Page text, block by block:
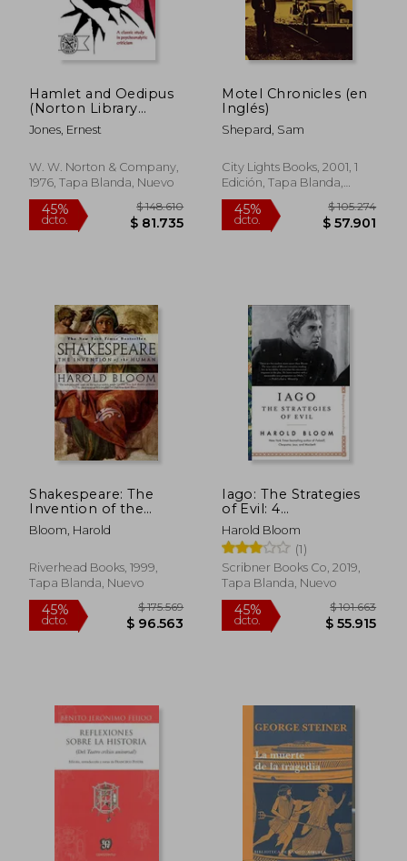
45% $ 261.954 45%
Hamlet and Oedipus
(Norton Library
(Paperback)) (en
Inglés)
Jones, Ernest
W. W. Norton & Company,
1976, Tapa Blanda, Nuevo
Motel Chronicles (en
Inglés)
Shepard, Sam
City Lights Books, 2001, 1
Edición, Tapa Blanda,
Nuevo
Shakespeare: The
Invention of the
Human (en Inglés)
Bloom, Harold
Riverhead Books, 1999,
Tapa Blanda, Nuevo
Iago: The Strategies
of Evil: 4
(Shakespeare'S
Personalities) (en
Inglés)
Harold Bloom
(1)
Scribner Books Co, 2019,
Tapa Blanda, Nuevo